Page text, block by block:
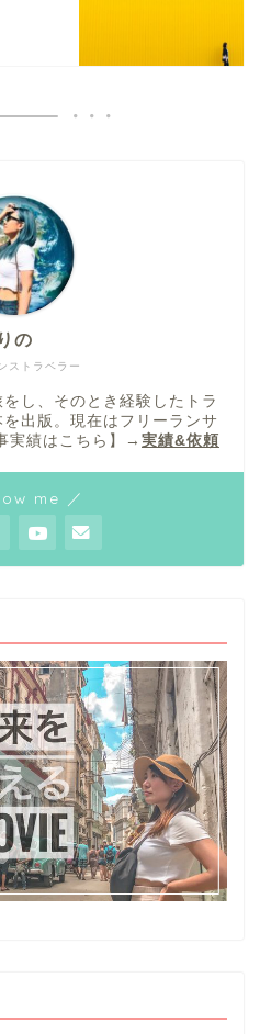
ストラベラー
りの
し、そのとき経験したトラ
出版。現在はフリーランサ
実績はこちら】→ 実績&依頼
me ／